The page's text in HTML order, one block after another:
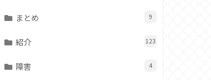
まとめ 9
紹介 123
障害 4